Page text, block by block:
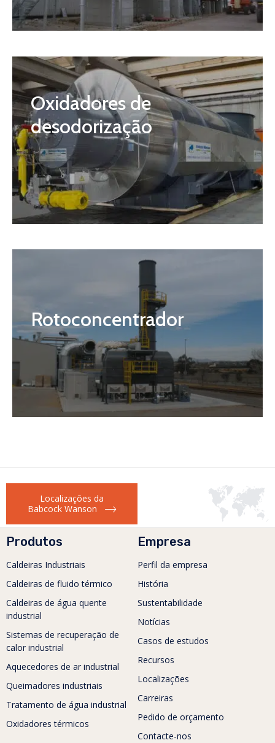
Oxidadores de
desodorização
Rotoconcentrador
Localizações da
Babcock Wanson
Produtos
Caldeiras Industriais
Caldeiras de fluido térmico
Caldeiras de água quente
industrial
Sistemas de recuperação de
calor industrial
Aquecedores de ar industrial
Queimadores industriais
Tratamento de água industrial
Oxidadores térmicos
Empresa
Perfil da empresa
História
Sustentabilidade
Notícias
Casos de estudos
Recursos
Localizações
Carreiras
Pedido de orçamento
Contacte-nos